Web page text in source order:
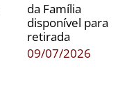
da Família
disponível para
retirada
09/07/2026